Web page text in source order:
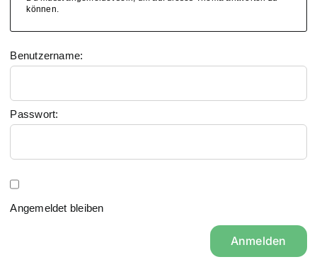
können.
Benutzername:
Passwort:
Angemeldet bleiben
Anmelden